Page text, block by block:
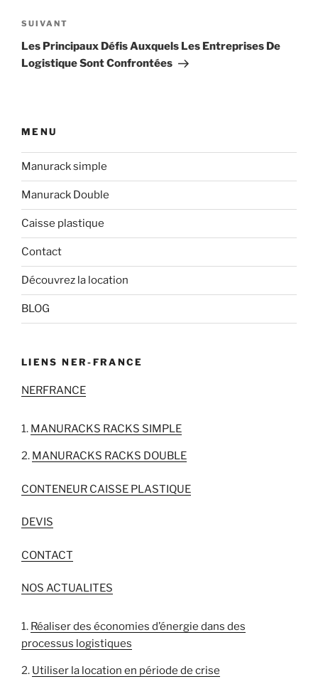
Article
suivant
SUIVANT
Les Principaux Défis Auxquels Les Entreprises De
Logistique Sont Confrontées
MENU
Manurack simple
Manurack Double
Caisse plastique
Contact
Découvrez la location
BLOG
LIENS NER-FRANCE
NERFRANCE
MANURACKS RACKS SIMPLE
MANURACKS RACKS DOUBLE
CONTENEUR CAISSE PLASTIQUE
DEVIS
CONTACT
NOS ACTUALITES
Réaliser des économies d’énergie dans des
processus logistiques
Utiliser la location en période de crise